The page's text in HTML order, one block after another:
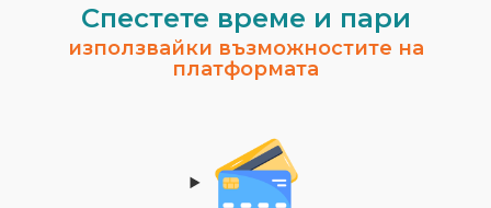
Спестeте време и пари
използвайки възможностите на
платформата